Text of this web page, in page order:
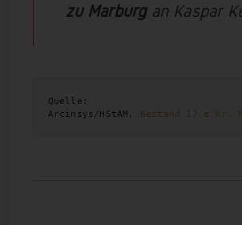
zu Marburgan Kaspar
Quelle:
Arcinsys/HStAM, Bestand 17 e Nr.